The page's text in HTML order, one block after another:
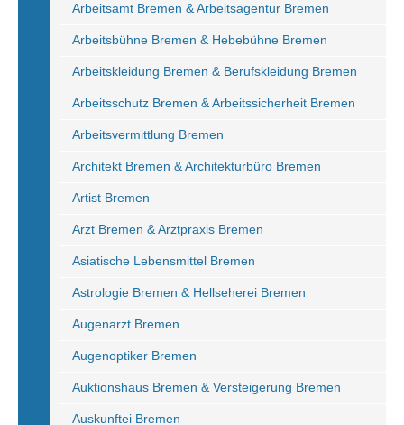
Arbeitsamt Bremen & Arbeitsagentur Bremen
Arbeitsbühne Bremen & Hebebühne Bremen
Arbeitskleidung Bremen & Berufskleidung Bremen
Arbeitsschutz Bremen & Arbeitssicherheit Bremen
Arbeitsvermittlung Bremen
Architekt Bremen & Architekturbüro Bremen
Artist Bremen
Arzt Bremen & Arztpraxis Bremen
Asiatische Lebensmittel Bremen
Astrologie Bremen & Hellseherei Bremen
Augenarzt Bremen
Augenoptiker Bremen
Auktionshaus Bremen & Versteigerung Bremen
Auskunftei Bremen